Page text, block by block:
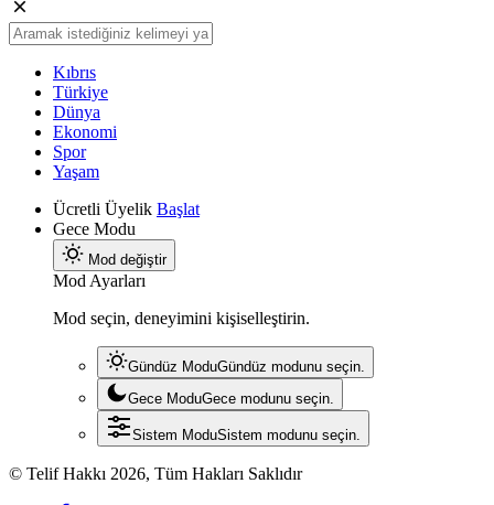
Kıbrıs
Türkiye
Dünya
Ekonomi
Spor
Yaşam
Ücretli Üyelik Başlat
Gece Modu
Mod değiştir
Mod Ayarları
Mod seçin, deneyimini kişiselleştirin.
Gündüz ModuGündüz modunu seçin.
Gece ModuGece modunu seçin.
Sistem ModuSistem modunu seçin.
© Telif Hakkı 2026, Tüm Hakları Saklıdır